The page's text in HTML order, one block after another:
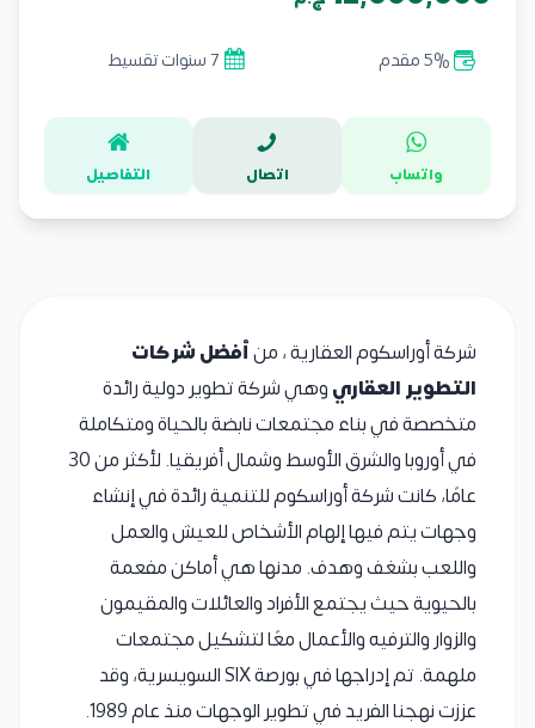
5% مقدم 7 سنوات تقسيط
واتساب اتصال التفاصيل
شركة أوراسكوم العقارية ، منأفضل شركات
التطوير العقاريوهي شركة تطوير دولية رائدة
متخصصة في بناء مجتمعات نابضة بالحياة ومتكاملة
في أوروبا والشرق الأوسط وشمال أفريقيا. لأكثر من 30
عامًا، كانت شركة أوراسكوم للتنمية رائدة في إنشاء
وجهات يتم فيها إلهام الأشخاص للعيش والعمل
واللعب بشغف وهدف. مدنها هي أماكن مفعمة
بالحيوية حيث يجتمع الأفراد والعائلات والمقيمون
والزوار والترفيه والأعمال معًا لتشكيل مجتمعات
ملهمة. تم إدراجها في بورصة SIX السويسرية، وقد
عززت نهجنا الفريد في تطوير الوجهات منذ عام 1989.